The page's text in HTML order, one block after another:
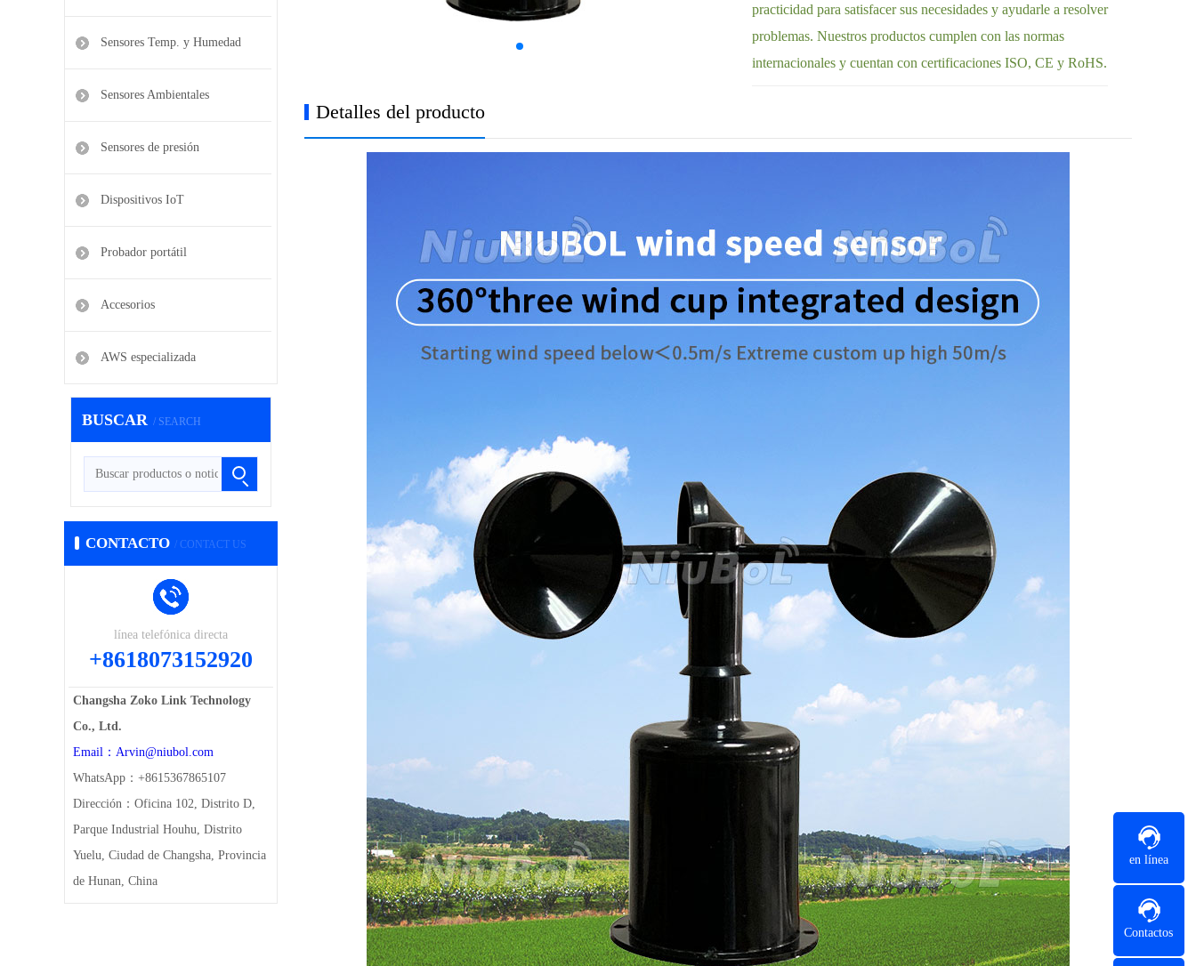
Sensores Temp. y Humedad
Sensores Ambientales
Sensores de presión
Dispositivos IoT
Probador portátil
Accesorios
AWS especializada
BUSCAR / SEARCH
CONTACTO / CONTACT US
línea telefónica directa
+8618073152920
Changsha Zoko Link Technology
Co., Ltd.
Email：Arvin@niubol.com
WhatsApp：+8615367865107
Dirección：Oficina 102, Distrito D,
Parque Industrial Houhu, Distrito
Yuelu, Ciudad de Changsha, Provincia
de Hunan, China
practicidad para satisfacer sus necesidades y ayudarle a resolver
problemas. Nuestros productos cumplen con las normas
internacionales y cuentan con certificaciones ISO, CE y RoHS.
Detalles del producto
en línea
Contactos